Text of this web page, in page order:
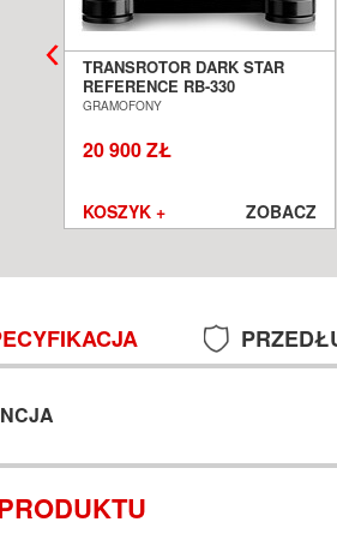
TRANSROTOR DARK STAR
REFERENCE RB-330
GRAMOFON ANALOGOWY
GRAMOFONY
20 900 ZŁ
KOSZYK + ZOBACZ